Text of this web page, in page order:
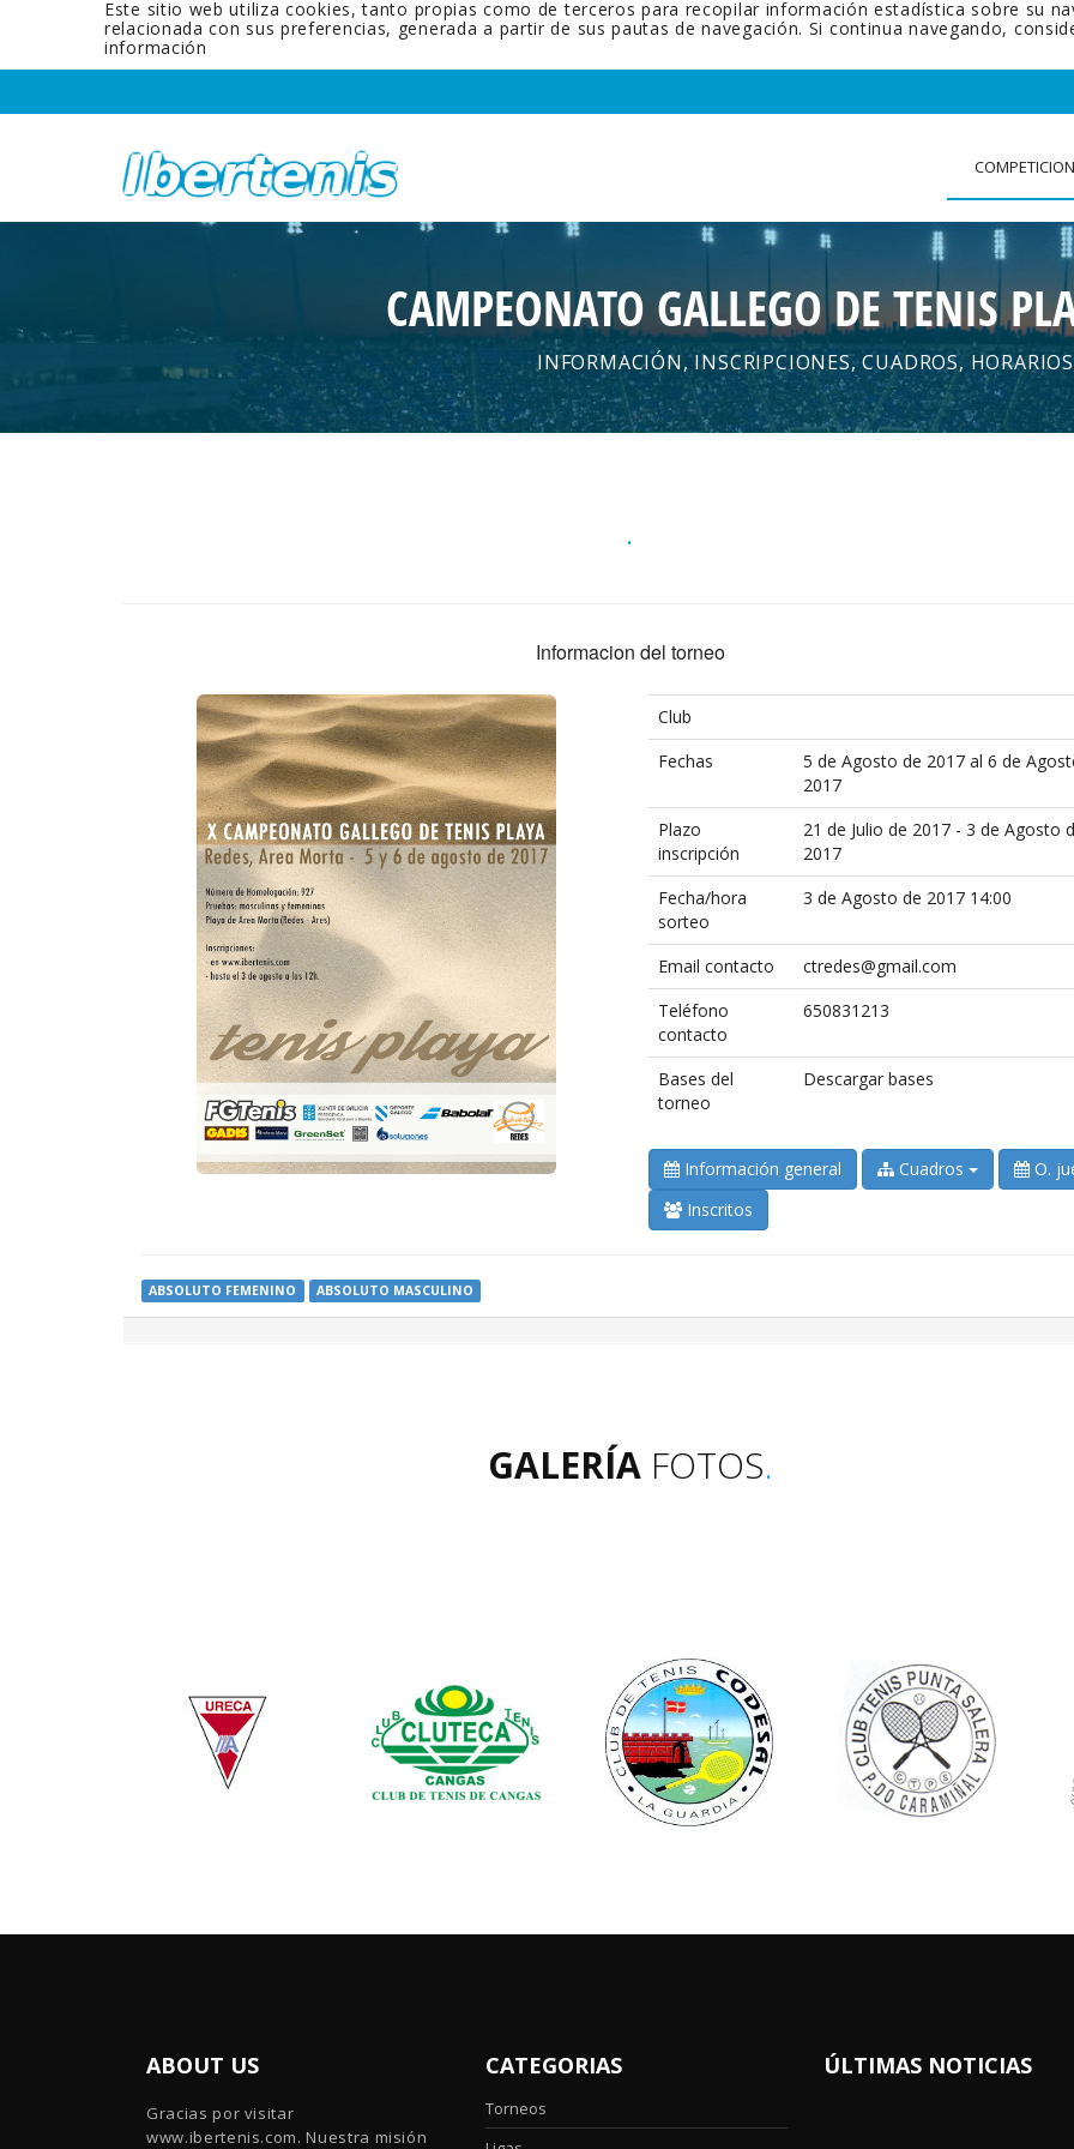
Este sitio web utiliza cookies, tanto propias como de terceros para recopilar información estadística sobre su
relacionada con sus preferencias, generada a partir de sus pautas de navegación. Si continua navegando,
información
CAMPEONATO GALLEGO DE TENIS
INFORMACIÓN, INSCRIPCIONES, CUADROS, HORARIOS
.
Informacion del torneo
Club
Fechas
5 de Agosto de 2017 al 6 de
2017
Plazo
inscripción
21 de Julio de 2017 - 3 de Agosto
2017
Fecha/hora
sorteo
3 de Agosto de 2017 14:00
Email contacto
ctredes@gmail.com
Teléfono
contacto
650831213
Bases del
torneo
Descargar bases
Información general Cuadros
O.
Inscritos
ABSOLUTO FEMENINO ABSOLUTO MASCULINO
GALERÍA FOTOS.
ABOUT US
Gracias por visitar
www.ibertenis.com. Nuestra misión
CATEGORIAS
Torneos
ÚLTIMAS NOTICIAS